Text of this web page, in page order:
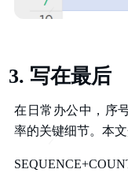
写在最后
在日常办公中，序
率的关键细节。本